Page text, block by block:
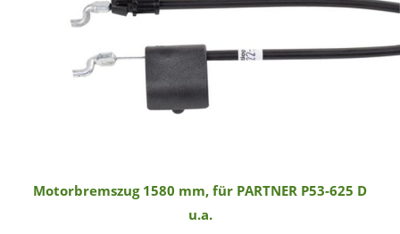
Motorbremszug 1580 mm, für PARTNER P53-625 D
u.a.